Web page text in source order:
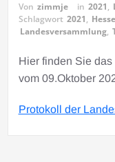
Von zimmje in 2021,
Schlagwort 2021,
Landesversammlung,
Hier finden Sie
vom 09.Oktober
Protokoll der